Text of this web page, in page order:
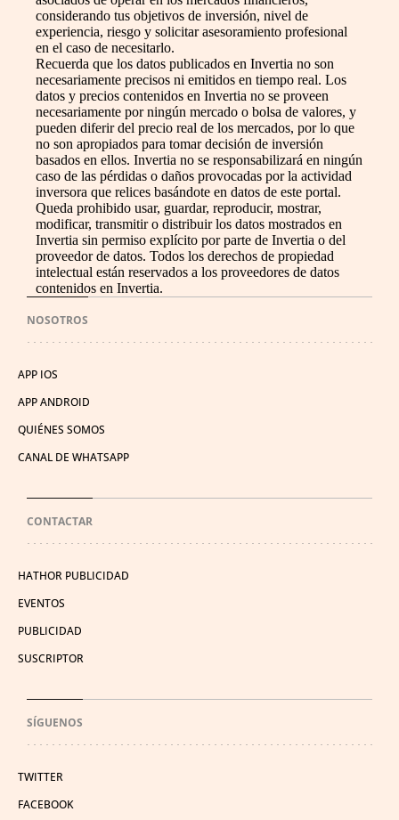
considerando tus objetivos de inversión, nivel de
experiencia, riesgo y solicitar asesoramiento profesional
en el caso de necesitarlo.
Recuerda que los datos publicados en Invertia no son
necesariamente precisos ni emitidos en tiempo real. Los
datos y precios contenidos en Invertia no se proveen
necesariamente por ningún mercado o bolsa de valores, y
pueden diferir del precio real de los mercados, por lo que
no son apropiados para tomar decisión de inversión
basados en ellos. Invertia no se responsabilizará en ningún
caso de las pérdidas o daños provocadas por la actividad
inversora que relices basándote en datos de este portal.
Queda prohibido usar, guardar, reproducir, mostrar,
modificar, transmitir o distribuir los datos mostrados en
Invertia sin permiso explícito por parte de Invertia o del
proveedor de datos. Todos los derechos de propiedad
intelectual están reservados a los proveedores de datos
contenidos en Invertia.
NOSOTROS
APP IOS
APP ANDROID
QUIÉNES SOMOS
CANAL DE WHATSAPP
CONTACTAR
HATHOR PUBLICIDAD
EVENTOS
PUBLICIDAD
SUSCRIPTOR
SÍGUENOS
TWITTER
FACEBOOK